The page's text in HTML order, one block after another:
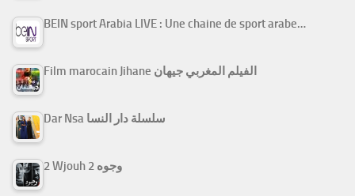
BEIN sport Arabia LIVE : Une chaine de sport arabe…
Film marocain Jihane الفيلم المغربي جيهان
Dar Nsa سلسلة دار النسا
2 Wjouh 2 وجوه